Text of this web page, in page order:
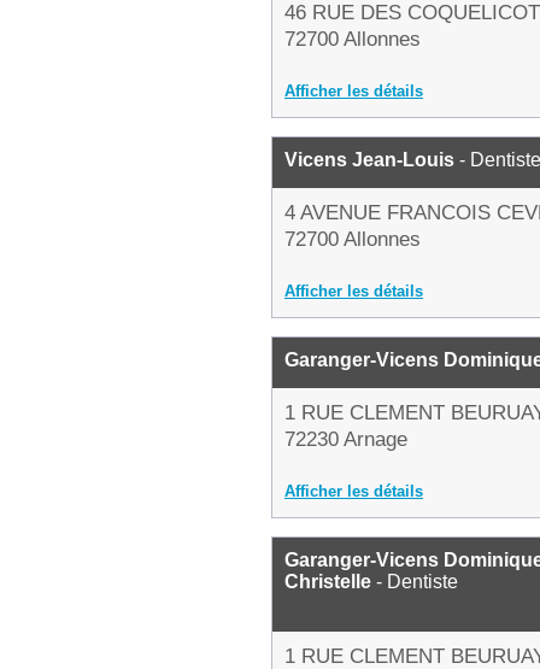
46 RUE DES
72700 Allonnes
Afficher les détails
Vicens Jean-Louis - Dentiste
4 AVENUE FRANCOIS
72700 Allonnes
Afficher les détails
Garanger-Vicens
1 RUE CLEMENT
72230 Arnage
Afficher les détails
Garanger-Vicens
Christelle - Dentiste
1 RUE CLEMENT